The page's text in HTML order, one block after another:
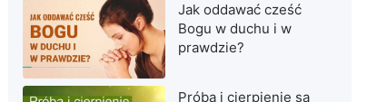
Jak oddawać cześć
Bogu w duchu i w
prawdzie?
Próba i cierpienie są